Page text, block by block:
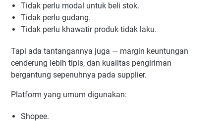
Tidak perlu modal untuk beli stok.
Tidak perlu gudang.
Tidak perlu khawatir produk tidak laku.
Tapi ada tantangannya juga — margin keuntungan
cenderung lebih tipis, dan kualitas pengiriman
bergantung sepenuhnya pada supplier.
Platform yang umum digunakan:
Shopee.